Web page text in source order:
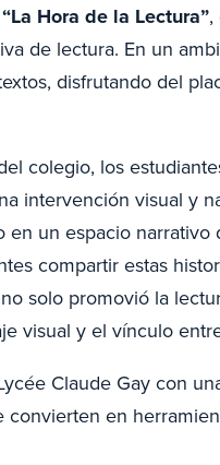
“La Hora de la Lectura”,
de lectura. En un
disfrutando del
colegio, los
intervención visual y
en un espacio
compartir estas
solo promovió la
visual y el vínculo
Claude Gay con
en